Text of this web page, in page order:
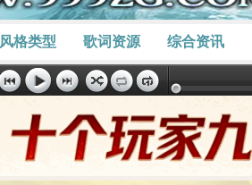
风格类型 歌词资源 综合资讯